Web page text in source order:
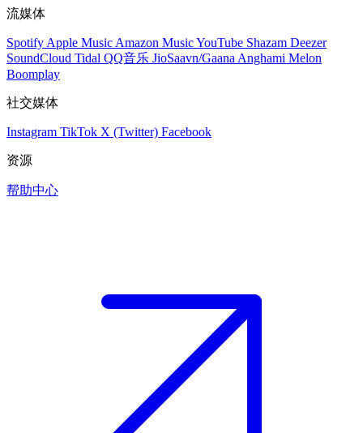
流媒体
Spotify Apple Music Amazon MusicYouTube Shazam Deezer
SoundCloud Tidal QQ音乐 JioSaavn/Gaana Anghami Melon
Boomplay
社交媒体
Instagram TikTok X (Twitter) Facebook
资源
帮助中心